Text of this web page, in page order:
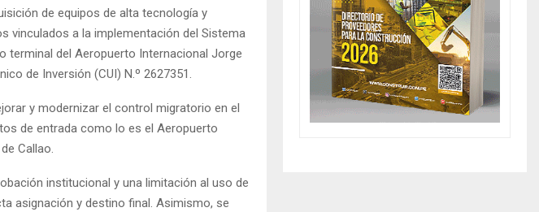
de equipos de alta tecnología y
vinculados a la implementación del Sistema
terminal del Aeropuerto Internacional Jorge
de Inversión (CUI) N.º 2627351.
y modernizar el control migratorio en el
de entrada como lo es el Aeropuerto
Callao.
institucional y una limitación al uso de
asignación y destino final. Asimismo, se